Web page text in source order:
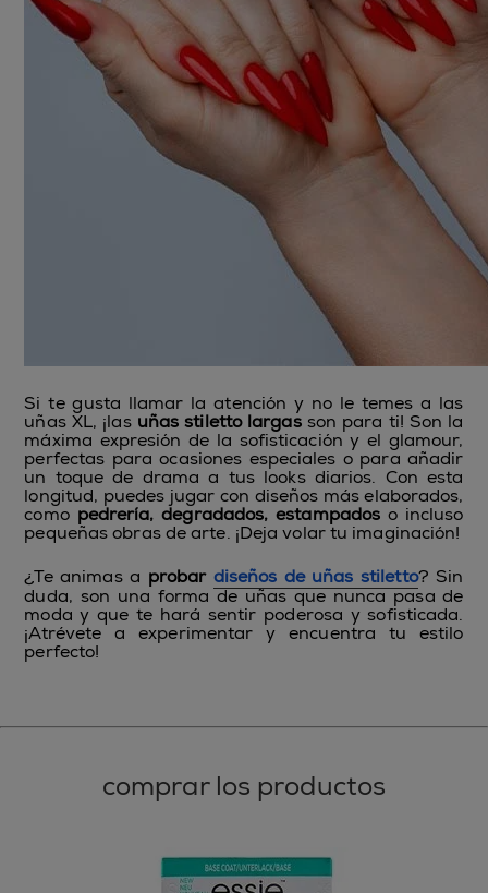
Si te gusta llamar la atención y no le temes a las
uñas XL, ¡las uñas stiletto largasson para ti! Son la
máxima expresión de la sofisticación y el glamour,
perfectas para ocasiones especiales o para añadir
un toque de drama a tus looks diarios. Con esta
longitud, puedes jugar con diseños más elaborados,
como pedrería, degradados, estampados o incluso
pequeñas obras de arte. ¡Deja volar tu imaginación!
¿Te animas a probar diseños de uñas stiletto? Sin
duda, son una forma de uñas que nunca pasa de
moda y que te hará sentir poderosa y sofisticada.
¡Atrévete a experimentar y encuentra tu estilo
perfecto!
comprar los productos